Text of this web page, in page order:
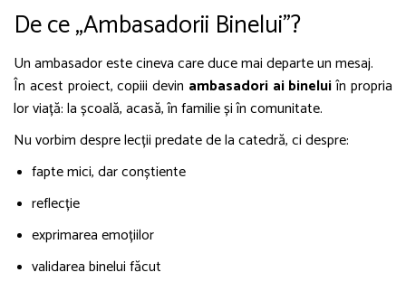
De ce „Ambasadorii Binelui”?
Un ambasador este cineva care duce mai departe un mesaj.
În acest proiect, copiii devin ambasadori ai bineluiîn propria
lor viață: la școală, acasă, în familie și în comunitate.
Nu vorbim despre lecții predate de la catedră, ci despre:
fapte mici, dar conștiente
reflecție
exprimarea emoțiilor
validarea binelui făcut